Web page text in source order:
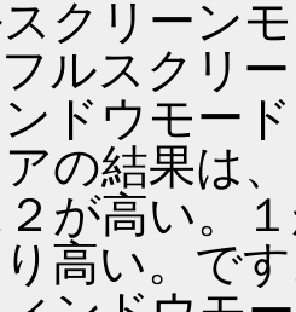
クリーン
ルスクリ
ドウモー
の結果は
が高い。
高い。で